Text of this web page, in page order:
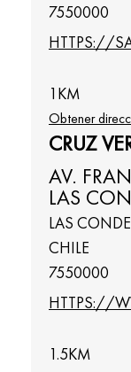
7550000
HTTPS://
1 KM
Obtener
CRUZ
AV.
LAS
LAS
CHILE
7550000
HTTPS://
1.5KM